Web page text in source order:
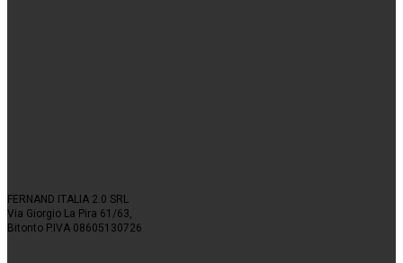
FERNAND ITALIA 2.0 SRL
Via Giorgio La Pira 61/63,
Bitonto P.IVA 08605130726